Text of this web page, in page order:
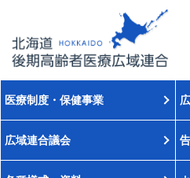
医療制度・保健事業
広域連合議会